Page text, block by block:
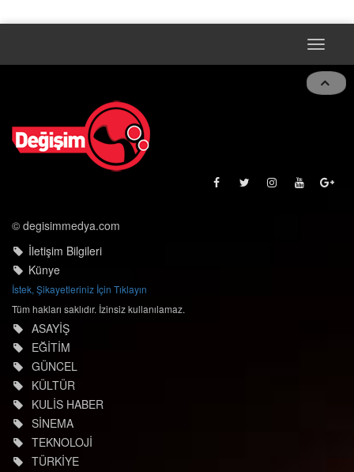
Toggle
© degisimmedya.com
İletişim Bilgileri
Künye
İstek, Şikayetleriniz İçin Tıklayın
Tüm hakları saklıdır. İzinsiz kullanılamaz.
ASAYİŞ
EĞİTİM
GÜNCEL
KÜLTÜR
KULİS HABER
SİNEMA
TEKNOLOJİ
TÜRKİYE